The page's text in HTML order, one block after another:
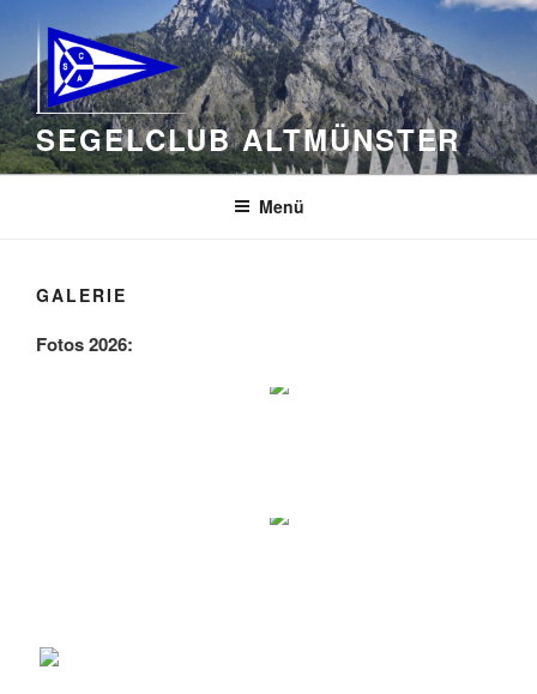
Inhalt
springen
SEGELCLUB ALTMÜNSTER
Menü
GALERIE
Fotos 2026: